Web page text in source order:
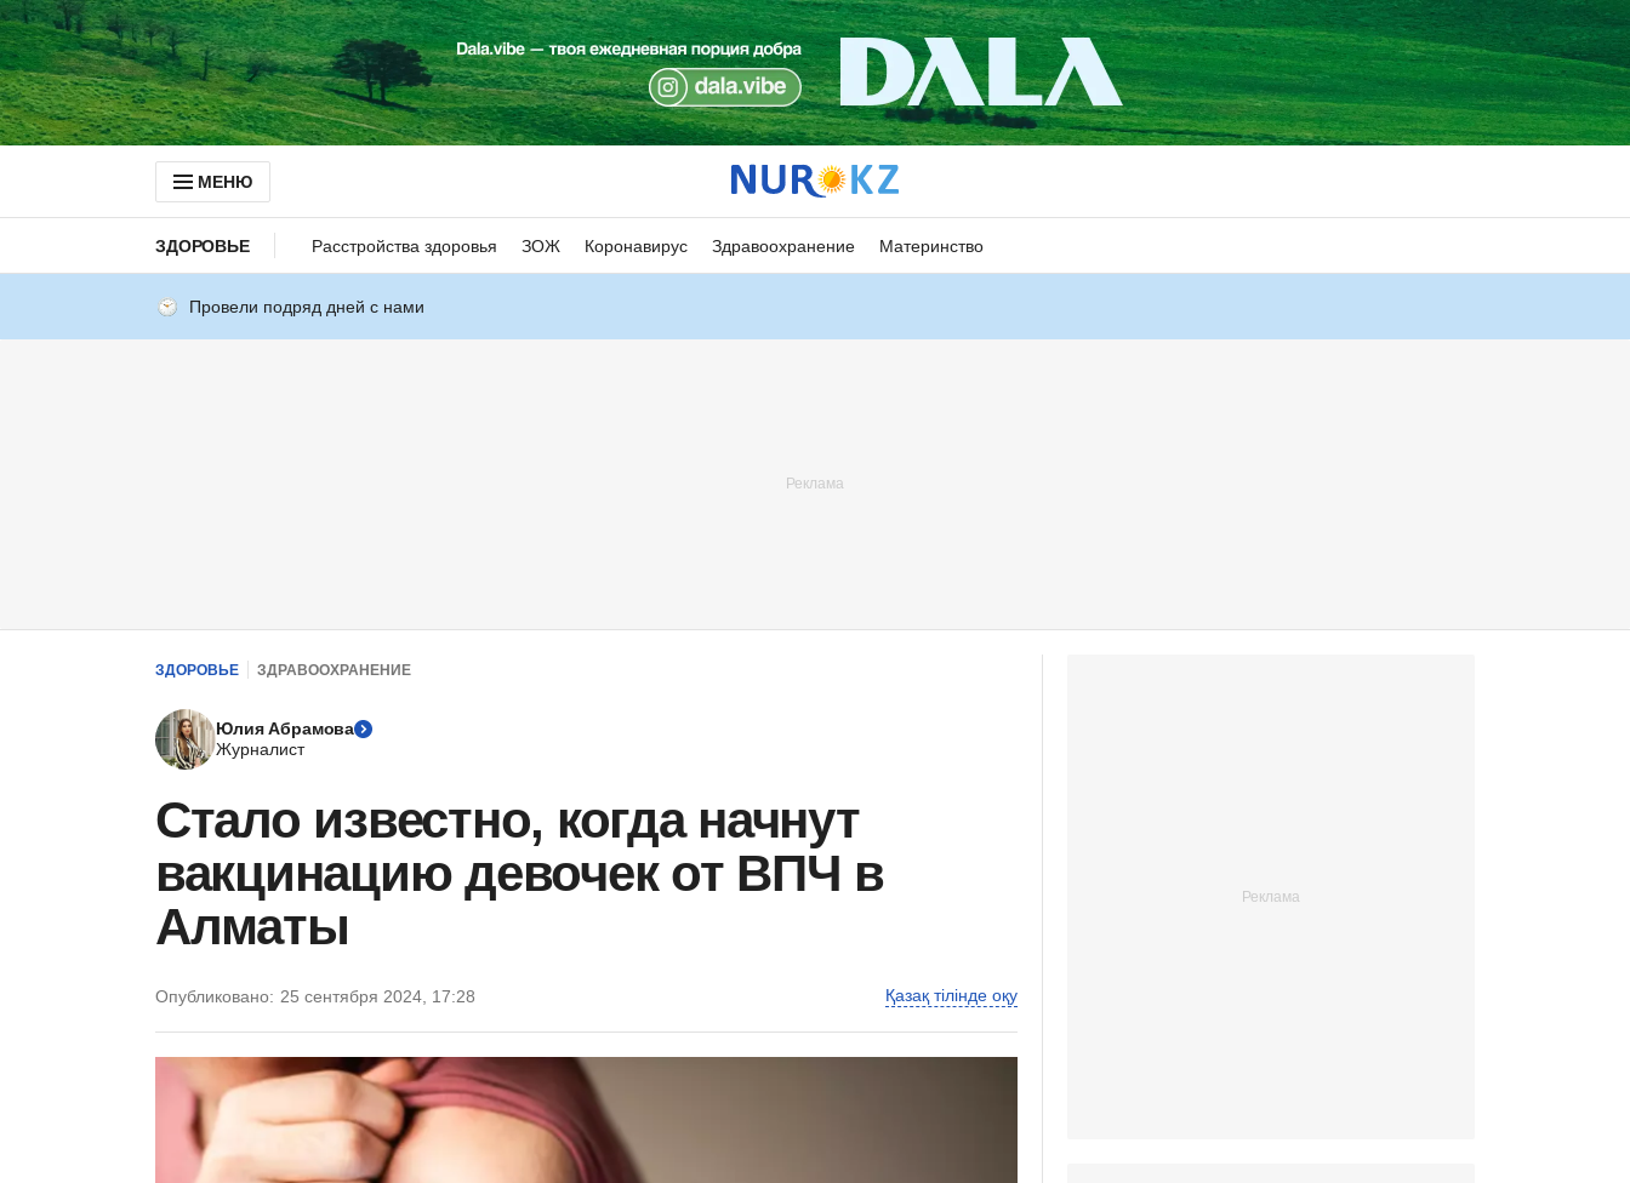
МЕНЮ
ЗДОРОВЬЕ Расстройства здоровья ЗОЖ Коронавирус Здравоохранение Материнство
Провели подряд дней с нами
ЗДОРОВЬЕ ЗДРАВООХРАНЕНИЕ
Юлия Абрамова
Журналист
Стало известно, когда начнут
вакцинацию девочек от ВПЧ в
Алматы
Опубликовано: 25 сентября 2024, 17:28 Қазақ тілінде оқу